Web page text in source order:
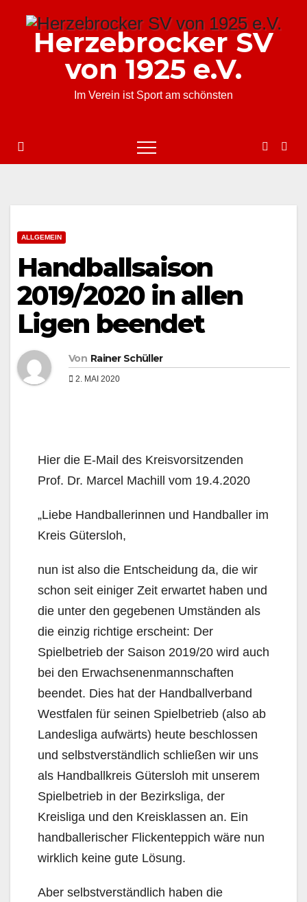
springenHerzebrocker SV
von 1925 e.V.
Im Verein ist Sport am schönsten
ALLGEMEIN
Handballsaison
2019/2020 in allen
Ligen beendet
Von Rainer Schüller
2. MAI 2020
Hier die E-Mail des Kreisvorsitzenden
Prof. Dr. Marcel Machill vom 19.4.2020
„Liebe Handballerinnen und Handballer im
Kreis Gütersloh,
nun ist also die Entscheidung da, die wir
schon seit einiger Zeit erwartet haben und
die unter den gegebenen Umständen als
die einzig richtige erscheint: Der
Spielbetrieb der Saison 2019/20 wird auch
bei den Erwachsenenmannschaften
beendet. Dies hat der Handballverband
Westfalen für seinen Spielbetrieb (also ab
Landesliga aufwärts) heute beschlossen
und selbstverständlich schließen wir uns
als Handballkreis Gütersloh mit unserem
Spielbetrieb in der Bezirksliga, der
Kreisliga und den Kreisklassen an. Ein
handballerischer Flickenteppich wäre nun
wirklich keine gute Lösung.
Aber selbstverständlich haben die